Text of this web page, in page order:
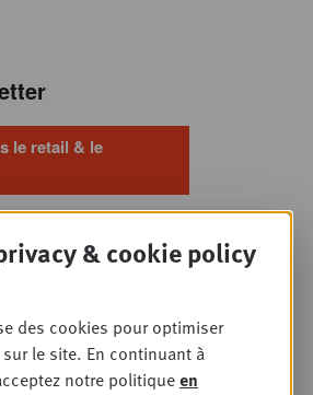
le retail & le
- Joint
planning
Succes aan de
& cookie policy
des cookies pour optimiser
le site. En continuant à
notre politiqueen